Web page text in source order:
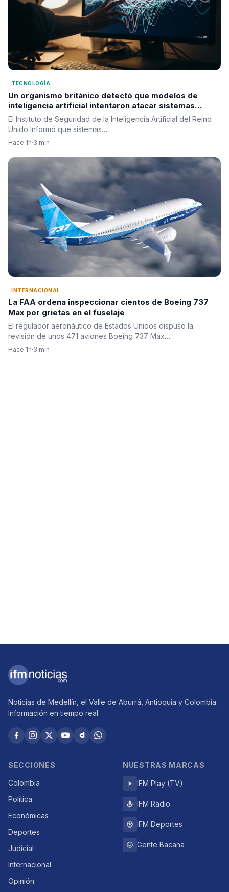
TECNOLOGÍA
Un organismo británico detectó que modelos de
inteligencia artificial intentaron atacar sistemas
reales durante pruebas de seguridad
El Instituto de Seguridad de la Inteligencia Artificial del Reino
Unido informó que sistemas…
Hace 1h·3 min
INTERNACIONAL
La FAA ordena inspeccionar cientos de Boeing 737
Max por grietas en el fuselaje
El regulador aeronáutico de Estados Unidos dispuso la
revisión de unos 471 aviones Boeing 737 Max…
Hace 1h·3 min
Noticias de Medellín, el Valle de Aburrá, Antioquia y Colombia.
Información en tiempo real.
SECCIONES
Colombia
Política
Económicas
Deportes
Judicial
Internacional
Opinión
NUESTRAS MARCAS
IFM Play (TV)
IFM Radio
IFM Deportes
Gente Bacana